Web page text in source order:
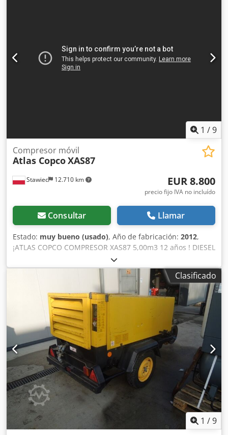
máquina
1 /9
Stawiec 12.710 km
Compresor móvil
Atlas CopcoXAS87
EUR 8.800
precio fijo IVA no incluído
Consultar Llamar
Estado: muy bueno (usado), Año de fabricación: 2012,
¡ATLAS COPCO COMPRESOR XAS87 5,00m3 12 años ! DIESEL
compresor ATLAS COPCO XAS87 máquina después del
servicio Datos técnicos: capacidad 5.00 m3/min; presión de
trabajo 7 Bar; año de producción 2012; motor; KUBOTA
¡¡¡kilometraje 1397h!!! Dsdjtyk Taopfx Amgswa compresor
totalmente operativo, listo para trabajar, damos una
garantía precio neto: 37800 zł precio bruto: 46494 zł A
continuación se muestra un enlace a un vídeo que
muestra cómo funciona la máquina
Clasificado
1 /9